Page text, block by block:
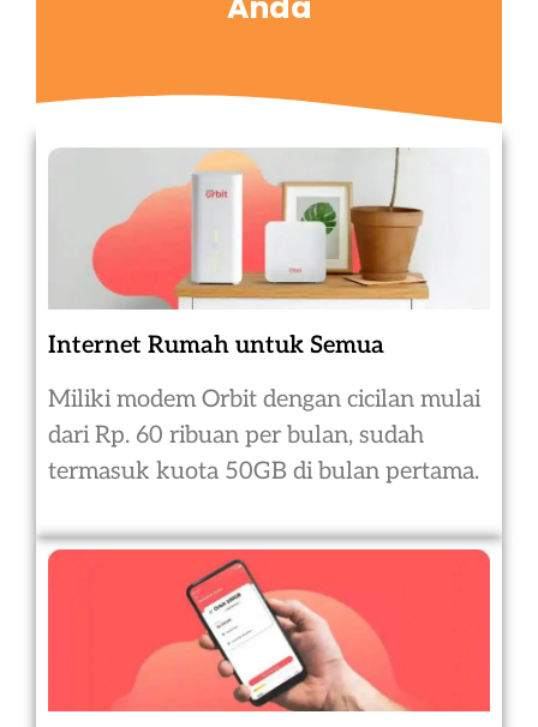
Internet Rumah untuk Semua
Miliki modem Orbit dengan cicilan mulai
dari Rp. 60 ribuan per bulan, sudah
termasuk kuota 50GB di bulan pertama.